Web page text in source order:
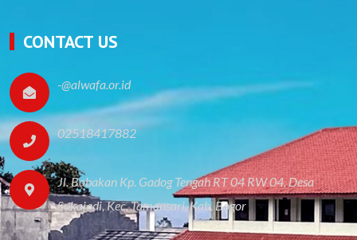
CONTACT US
-@alwafa.or.id
02518417882
Jl. Babakan Kp. Gadog Tengah RT 04 RW 04, Desa
Sukajadi, Kec. Tamansari, Kab. Bogor